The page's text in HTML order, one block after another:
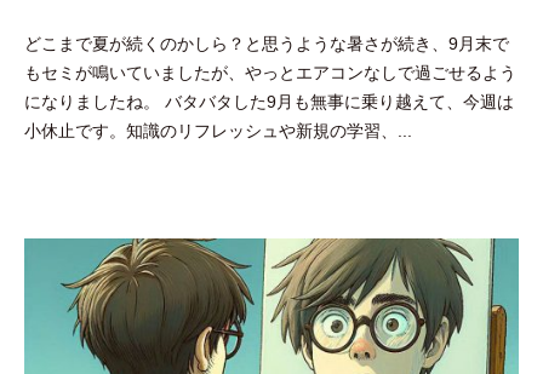
吉
田
豪
どこまで夏が続くのかしら？と思うような暑さが続き、9月末で
もセミが鳴いていましたが、やっとエアコンなしで過ごせるよう
になりましたね。 バタバタした9月も無事に乗り越えて、今週は
小休止です。知識のリフレッシュや新規の学習、...